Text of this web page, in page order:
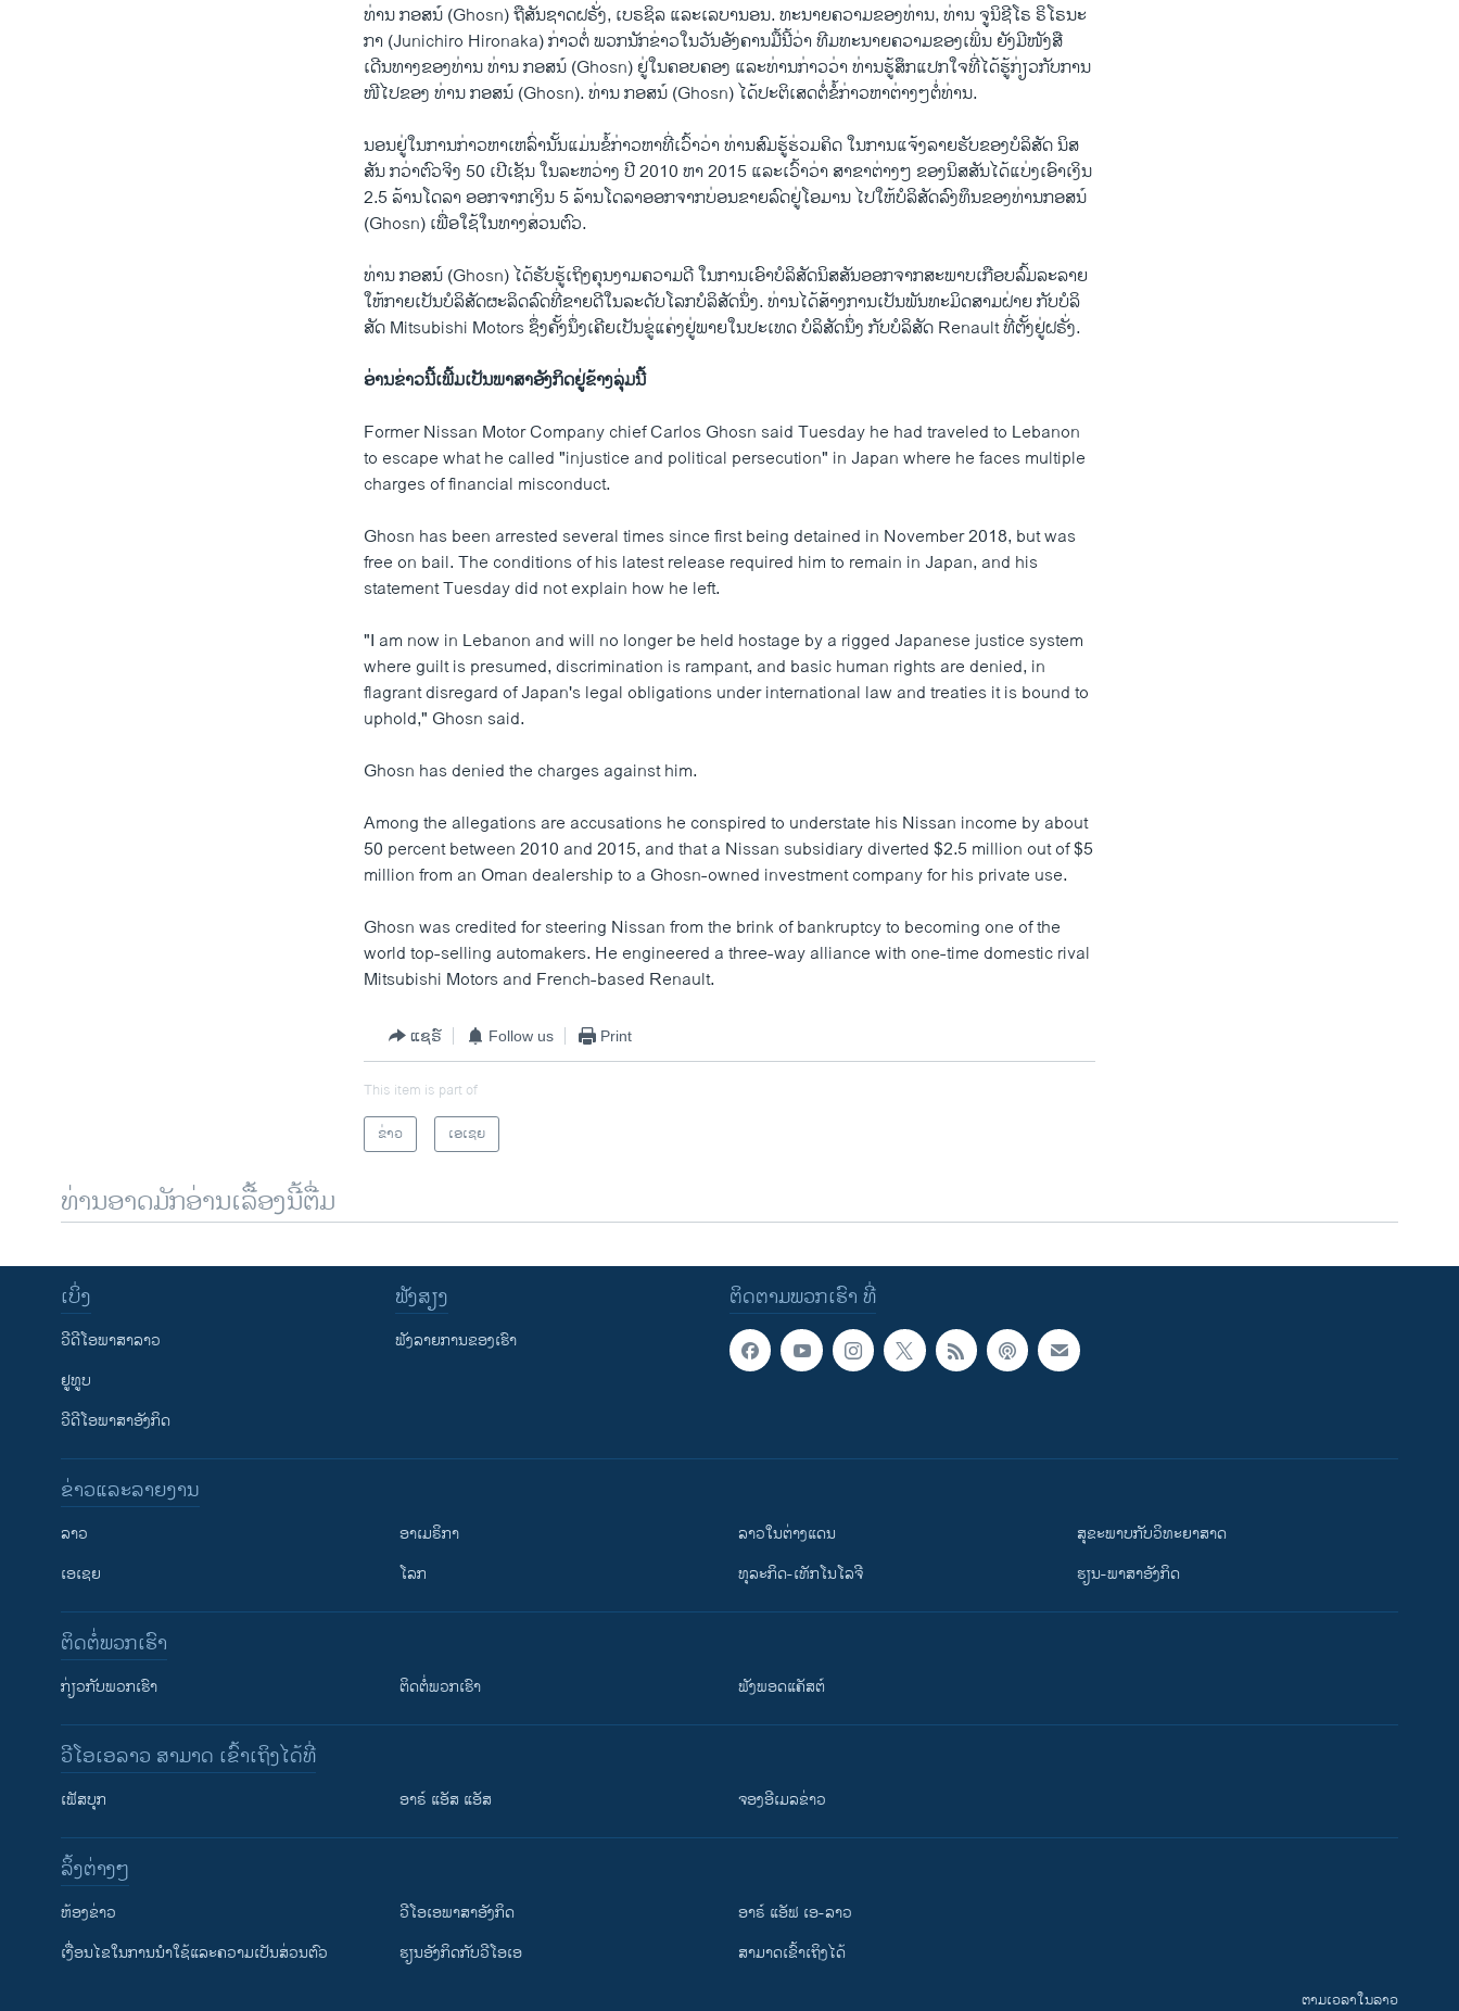
ຕິດຕາມພວກເຮົາ ທີ່
ທ່ານ ກອ​ສນ໌ (Ghosn) ຖື​ສັນ​ຊາດ​ຝ​ຣັ່ງ, ເບ​ຣ​ຊິ​ລ ແລະ​ເລ​ບາ​ນອນ. ທະ​ນາຍ​ຄວາມ​ຂອງ​ທ່ານ, ທ່ານ ຈູ​ນິ​ຊີ​ໂຣ ຣິ​ໂຣ​ນະ​
ກາ (Junichiro Hironaka) ກ່າວ​ຕໍ່ ພວກ​ນັກ​ຂ່າວ​ໃນ​ວັນ​ອັງ​ຄານມື້ນີ້​ວ່າ ທີມ​ທະ​ນາຍ​ຄວາມ​ຂອງ​ເພິ່ນ ຍັງມີ​ໜັງ​ສື
ເດີນ​ທາງ​ຂອງ​ທ່ານ ທ່ານ ກອ​ສນ໌ (Ghosn) ຢູ່​ໃນ​ຄອບ​ຄອງ ແລະ​ທ່ານ​ກ່າວ​ວ່າ ທ່ານ​ຮູ້​ສຶກ​ແປກ​ໃຈ​ທີ່​ໄດ້​ຮູ້​ກ່ຽວ​ກັບ​ການ​
ໜີ​ໄປ​ຂອງ​ ທ່ານ ກອ​ສນ໌ (Ghosn). ທ່ານ ກອ​ສນ໌ (Ghosn) ໄດ້​ປະ​ຕິ​ເສດ​ຕໍ່​ຂໍ້​ກ່າວ​ຫາ​ຕ່າງໆ​ຕໍ່​ທ່ານ.
ນອນ​ຢູ່​ໃນ​ການ​ກ່າວ​ຫາ​ເຫລົ່າ​ນັ້ນ​ແມ່ນ​ຂໍ້​ກ່າວ​ຫາ​ທີ່​ເວົ້າ​ວ່າ ທ່ານ​ສົມ​ຮູ້​ຮ່ວມ​ຄິດ ໃນ​ການ​ແຈ້ງ​ລາຍ​ຮັບ​ຂອງ​ບໍ​ລິ​ສັດ ນິ​ສ​
ສັນ ​ກວ່າ​ຕົວ​ຈິງ 50 ເປີ​ເຊັນ ໃນ​ລະ​ຫວ່າງ ປີ 2010 ຫາ 2015 ແລະ​ເວົ້າ​ວ່າ ສາ​ຂາ​ຕ່າງໆ ຂອງ​ນິ​ສ​ສັນ​ໄດ້ແບ່ງ​ເອົາ​ເງິນ
2.5 ລ້ານ​ໂດ​ລາ ອອກ​ຈາກ​ເງິນ 5 ລ້ານ​ໂດ​ລາ​ອອກ​ຈາກ​ບ່ອນ​ຂາຍ​ລົດ​ຢູ່​ໂອ​ມານ ໄປ​ໃຫ້ບໍ​ລິ​ສັດ​ລົງ​ທຶນ​ຂອງ​ທ່ານກອ​ສນ໌
(Ghosn) ເພື່ອ​ໃຊ້​ໃນ​ທາງ​ສ່ວນ​ຕົວ.
ທ່ານ ກອ​ສນ໌ (Ghosn) ໄດ້​ຮັບ​ຮູ້​ເຖິງ​ຄຸນ​ງາມ​ຄ​ວາມ​ດີ ໃນ​ການ​ເອົາ​ບໍ​ລິ​ສັດ​ນິ​ສ​ສັນອອກ​ຈາກ​ສະ​ພາບ​ເກືອບ​ລົ້ມ​ລະ​ລາຍ
ໃຫ້​ກາຍ​ເປັນ​ບໍ​ລິ​ສັດ​ຜະ​ລິດ​ລົດ​ທີ່​ຂາຍ​ດີ​ໃນ​ລະ​ດັບ​ໂລກ​ບໍ​ລິ​ສັດ​ນຶ່ງ. ທ່ານ​ໄດ້ສ້າງ​ການ​ເປັນ​ພັນ​ທະ​ມິດ​ສາມ​ຝ່າຍ ກັບບໍ​ລິ​
ສັດ Mitsubishi Motors ຊຶ່ງ​ຄັ້ງ​ນຶ່ງ​ເຄີຍ​ເປັນ​ຂູ່​ແຄ່ງ​ຢູ່​ພາຍ​ໃນ​ປະ​ເທດ ບໍ​ລິ​ສັດ​ນຶ່ງ ກັບ​ບໍ​ລິ​ສັດ Renault ທີ່​ຕັ້ງ​ຢູ່​ຝ​ຣັ່ງ.
ອ່ານ​ຂ​່າວນີ້​ເພີ້ມ​ເປັນ​ພາ​ສາ​ອັງ​ກິດຢູ່​ຂ້າງ​ລຸ່ມນີ້
Former Nissan Motor Company chief Carlos Ghosn said Tuesday he had traveled to Lebanon
to escape what he called "injustice and political persecution" in Japan where he faces multiple
charges of financial misconduct.
Ghosn has been arrested several times since first being detained in November 2018, but was
free on bail. The conditions of his latest release required him to remain in Japan, and his
statement Tuesday did not explain how he left.
"I am now in Lebanon and will no longer be held hostage by a rigged Japanese justice system
where guilt is presumed, discrimination is rampant, and basic human rights are denied, in
flagrant disregard of Japan's legal obligations under international law and treaties it is bound to
uphold," Ghosn said.
Ghosn has denied the charges against him.
Among the allegations are accusations he conspired to understate his Nissan income by about
50 percent between 2010 and 2015, and that a Nissan subsidiary diverted $2.5 million out of $5
million from an Oman dealership to a Ghosn-owned investment company for his private use.
Ghosn was credited for steering Nissan from the brink of bankruptcy to becoming one of the
world top-selling automakers. He engineered a three-way alliance with one-time domestic rival
Mitsubishi Motors and French-based Renault.
ແຊຣ໌ Follow us Print
This item is part of
ຂ່າວ
ເອເຊຍ
ທ່ານອາດມັກອ່ານເລື້ອງນີ້ຕື່ມ
ຕິດຕາມພວກເຮົາ ທີ່
ເບິ່ງ
ວີດີໂອພາສາລາວ
ຢູທູບ
ວີດີໂອພາສາອັງກິດ
ຟັງສຽງ
ຟັງລາຍການຂອງເຮົາ
ຂ່າວແລະລາຍງານ
ລາວ
ເອເຊຍ
ອາເມຣິກາ
ໂລກ
ລາວໃນຕ່າງແດນ
ທຸລະກິດ-ເທັກໂນໂລຈີ
ສຸຂະພາບກັບວິທະຍາສາດ
ຮຽນ-ພາສາອັງກິດ
ຕິດຕໍ່ພວກເຮົາ
ກ່ຽວກັບພວກເຮົາ ຕິດຕໍ່ພວກເຮົາ ຟັງພອດແຄັສຕ໌
ວີໂອເອລາວ ສາມາດ ເຂົ້າເຖິງໄດ້ທີ່
ເຟັສບຸກ ອາຣ໌ ແອັສ ແອັສ ຈອງອີເມລຂ່າວ
​ລິ້ງ​ຕ່າງໆ
​ຫ້ອງ​ຂ່າວ
​ເງື່ອນ​ໄຂ​ໃນ​ການ​ນຳ​ໃຊ້​ແລະຄວາມ​ເປັນ​ສ່​ວນ​ຕົວ
ວີ​ໂອ​ເອ​ພາ​ສາ​ອັງ​ກິດ
​ຮຽນ​ອັງ​ກິດ​ກັບ​ວີ​ໂອ​ເອ
ອາຣ໌ ແອັຟ ເອ-ລາວ
ສາມາດເຂົ້າເຖິງໄດ້
ຕາມເວລາໃນລາວ